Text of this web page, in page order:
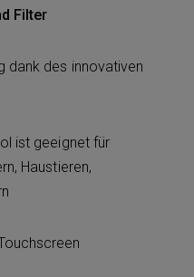
Filter
dank des innovativen
ist geeignet für
Haustieren,